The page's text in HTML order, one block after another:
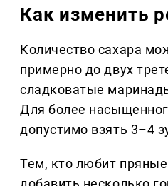
Как изменить
Количество сахара
примерно до двух
сладковатые
Для более
допустимо взять 3–4
Тем, кто любит